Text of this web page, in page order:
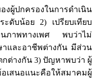
ผู้ปกครองในการดำเนิน
ะดับน้อย 2) เปรียบเทียบ
นภาพทางเพศ พบว่าไม่
และอาชีพต่างกัน มีส่วน
กต่างกัน 3) ปัญหาพบว่า ผู้
นอแนะคือให้สมาคมผู้